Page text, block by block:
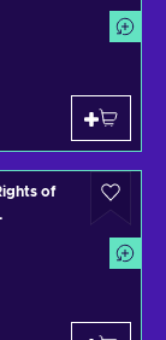
of